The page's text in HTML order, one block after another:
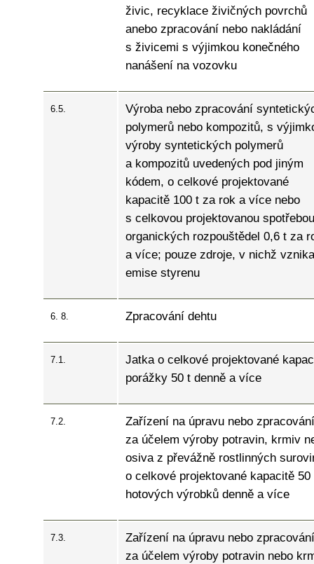
živic, recyklace živičných povrchů
anebo zpracování nebo nakládání
s živicemi s výjimkou konečného
nanášení na vozovku
6.5.
Výroba nebo zpracování
polymerů nebo kompozitů, s
výroby syntetických polymerů
a kompozitů uvedených pod jiným
kódem, o celkové projektované
kapacitě 100 t za rok a více nebo
s celkovou projektovanou spotřebou
organických rozpouštědel 0,6 t za
a více; pouze zdroje, v nichž
emise styrenu
6. 8. Zpracování dehtu
7.1.
Jatka o celkové projektované
porážky 50 t denně a více
7.2.
Zařízení na úpravu nebo zpracování
za účelem výroby potravin, krmiv
osiva z převážně rostlinných
o celkové projektované kapacitě 50
hotových výrobků denně a více
7.3.
Zařízení na úpravu nebo zpracování
za účelem výroby potravin nebo